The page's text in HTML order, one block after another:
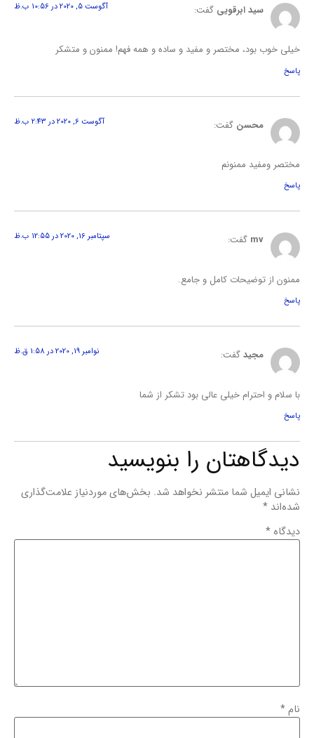
سید ابرقوییگفت: آگوست 5, 2020 در 10:56 ب.ظ
خیلی خوب بود، مختصر و مفید و ساده و همه فهم! ممنون و متشکر
پاسخ
محسنگفت: آگوست 6, 2020 در 2:43 ب.ظ
مختصر ومفید ممنونم
پاسخ
mv گفت: سپتامبر 16, 2020 در 12:55 ب.ظ
ممنون از توضیحات کامل و جامع.
پاسخ
مجیدگفت: نوامبر 19, 2020 در 1:58 ق.ظ
با سلام و احترام خیلی عالی بود تشکر از شما
پاسخ
دیدگاهتان را بنویسید
نشانی ایمیل شما منتشر نخواهد شد.بخش‌های موردنیاز علامت‌گذاری
شده‌اند*
دیدگاه*
*